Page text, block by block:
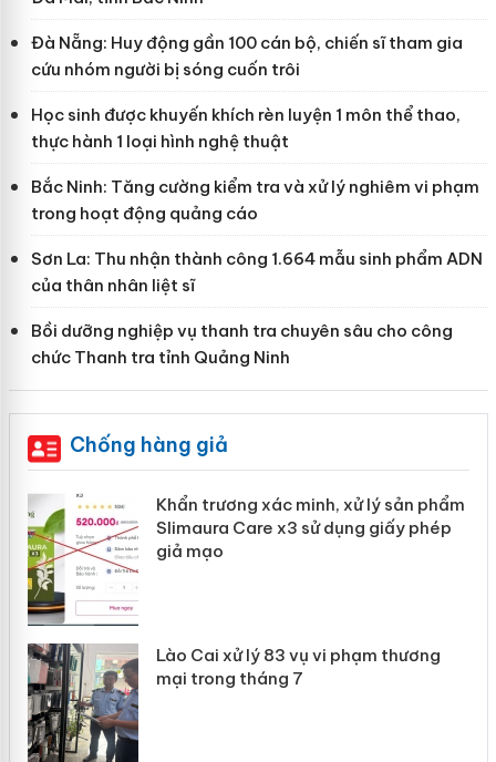
Đà Nẵng: Huy động gần 100 cán bộ, chiến sĩ tham gia
cứu nhóm người bị sóng cuốn trôi
Học sinh được khuyến khích rèn luyện 1 môn thể thao,
thực hành 1 loại hình nghệ thuật
Bắc Ninh: Tăng cường kiểm tra và xử lý nghiêm vi phạm
trong hoạt động quảng cáo
Sơn La: Thu nhận thành công 1.664 mẫu sinh phẩm ADN
của thân nhân liệt sĩ
Bồi dưỡng nghiệp vụ thanh tra chuyên sâu cho công
chức Thanh tra tỉnh Quảng Ninh
Chống hàng giả
Khẩn trương xác minh, xử lý sản phẩm
Slimaura Care x3 sử dụng giấy phép
giả mạo
Lào Cai xử lý 83 vụ vi phạm thương
mại trong tháng 7